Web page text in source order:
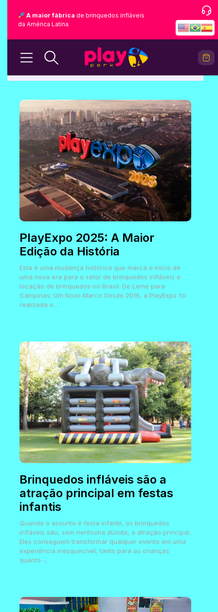
A maior fábrica de brinquedos infláveis
da América Latina
BLOG
Home Blog
PlayExpo 2025: A Maior
Edição da História
Esta é uma mudança histórica que marca o início de
uma nova era para o setor de brinquedos infláveis e
locação de brinquedos no Brasil. De Leme para
Campinas: Um Novo Marco Desde 2016, a PlayExpo foi
realizada e...
Brinquedos infláveis são a
atração principal em festas
infantis
Quando o assunto é festa infantil, os brinquedos
infláveis são, sem nenhuma dúvida, a atração principal.
Eles conseguem transformar qualquer evento em uma
experiência inesquecível, tanto para as crianças
quanto ...